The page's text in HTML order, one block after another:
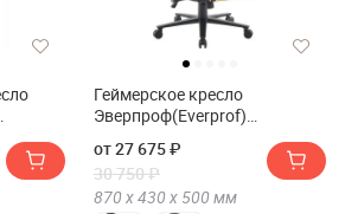
Геймерское кресло
Эверпроф(Everprof)
от 27 675 ₽
30 750 ₽
870 х430 х 500 мм